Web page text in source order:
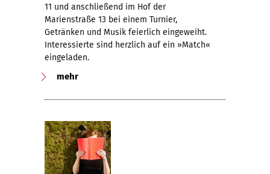
11 und anschließend im Hof der
Marienstraße 13 bei einem Turnier,
Getränken und Musik feierlich eingeweiht.
Interessierte sind herzlich auf ein »Match«
eingeladen.
mehr